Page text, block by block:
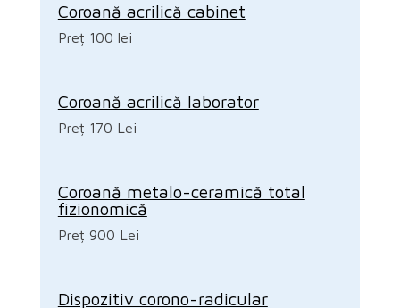
Coroană acrilică cabinet
Preț 100 lei
Coroană acrilică laborator
Preț 170 Lei
Coroană metalo-ceramică total
fizionomică
Preț 900 Lei
Dispozitiv corono-radicular